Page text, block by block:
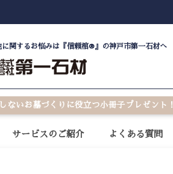
関するお悩みは『信頼棺®』の神戸市第一石材へ
ないお墓づくりに役立つ小冊子プレゼント！
サービスのご紹介 よくある質問